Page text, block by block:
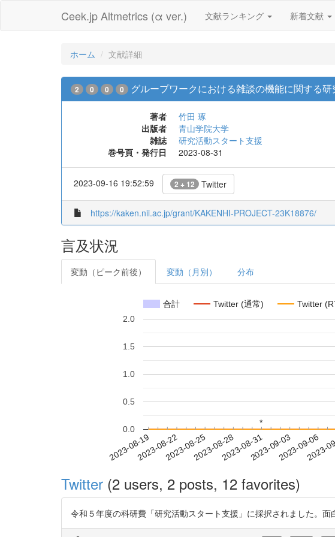
Ceek.jp Altmetrics (α ver.) 文献ランキング 新着文献
ホーム 文献詳細
2 0 0 0 グループワークにおける雑談の機能に関する
著者
竹田 琢
出版者
青山学院大学
雑誌
研究活動スタート支援
巻号頁・発行日
2023-08-31
2023-09-16 19:52:59 2 + 12 Twitter
https://kaken.nii.ac.jp/grant/KAKENHI-PROJECT-23K18876/
言及状況
変動（ピーク前後） 変動（月別） 分布
合計 Twitter (通常) Twitter
2023-08-192023-08-222023-08-252023-08-282023-08-312023-09-032023-09-06
2023-
0.0
0.5
1.0
1.5
2.0
*
*
Twitter (2 users, 2 posts, 12 favorites)
令和５年度の科研費「研究活動スタート支援」に採択されました。